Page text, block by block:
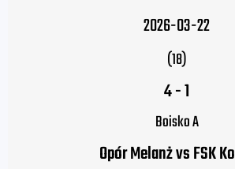
2026-03-22
(18)
4-1
Boisko A
Opór Melanż vs FSK